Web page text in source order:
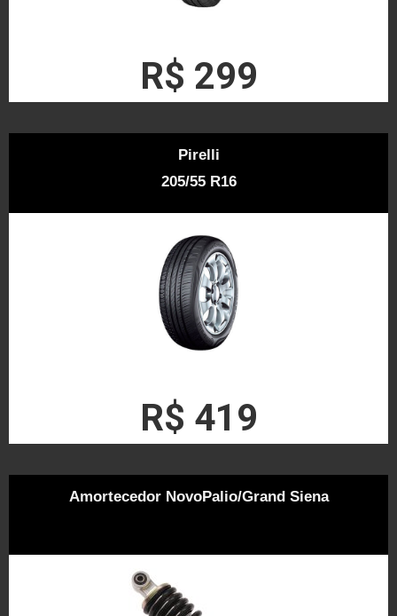
R$ 299
Pirelli
205/55 R16
R$ 419
Amortecedor NovoPalio/Grand Siena